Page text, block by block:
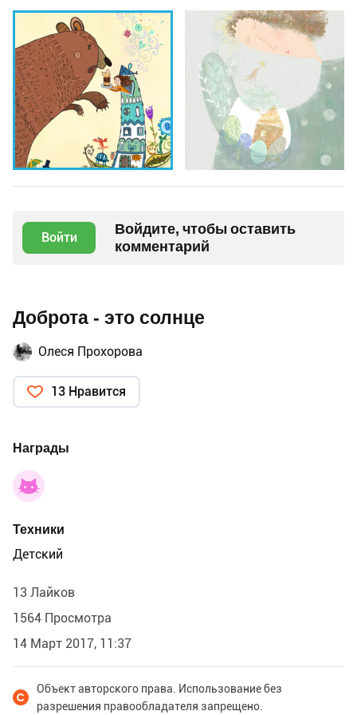
Войти
Войдите, чтобы оставить
комментарий
Доброта - это солнце
Олеся Прохорова
13 Нравится
Награды
Техники
Детский
13 Лайков
1564 Просмотра
14 Март 2017, 11:37
Объект авторского права. Использование без
разрешения правообладателя запрещено.